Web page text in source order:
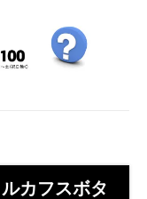
カフスボタ